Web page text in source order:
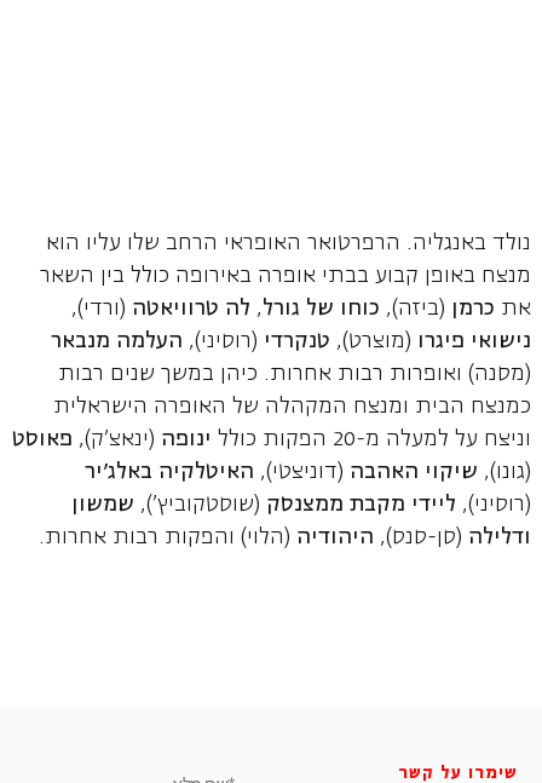
נולד באנגליה. הרפרטואר האופראי הרחב שלו עליו הוא
מנצח באופן קבוע בבתי אופרה באירופה כולל בין השאר
את כרמן (ביזה), כוחו של גורל, לה טרוויאטה (ורדי),
נישואי פיגרו (מוצרט), טנקרדי (רוסיני), העלמה מנבאר
(מסנה) ואופרות רבות אחרות. כיהן במשך שנים רבות
כמנצח הבית ומנצח המקהלה של האופרה הישראלית
וניצח על למעלה מ-20 הפקות כולל
ינופה (ינאצ'ק), פאוסט
(גונו), שיקוי האהבה (דוניצטי), האיטלקיה באלג'יר
(רוסיני), ליידי מקבת ממצנסק (שוסטקוביץ'), שמשון
ודלילה (סן-סנס), היהודיה (הלוי) והפקות רבות אחרות.
שימרו על קשר